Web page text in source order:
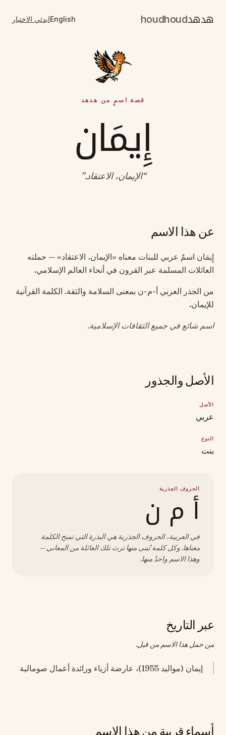
هدهدhoudhoud
Englishابدئي الاختبار
قصة اسمٍ من هدهد
إِيمَان
“الإيمان، الاعتقاد.”
عن هذا الاسم
إِيمَان اسمٌ عربي للبنات معناه «الإيمان، الاعتقاد» — حملته
العائلات المسلمة عبر القرون في أنحاء العالم الإسلامي.
من الجذر العربي أ-م-ن بمعنى السلامة والثقة. الكلمة القرآنية
للإيمان.
اسم شائع في جميع الثقافات الإسلامية.
الأصل والجذور
الأصل
عربي
النوع
بنت
الحروف الجذرية
أ م ن
في العربية، الحروف الجذرية هي البذرة التي تمنح الكلمة
معناها. وكل كلمة تُبنى منها ترث تلك العائلة من المعاني —
وهذا الاسم واحدٌ منها.
عبر التاريخ
من حمل هذا الاسم من قبل.
إيمان (مواليد 1955)، عارضة أزياء ورائدة أعمال صومالية
أسماء قريبة من هذا الاسم